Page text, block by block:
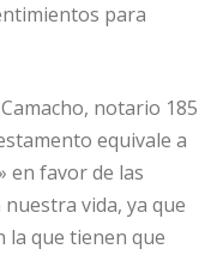
para
notario 185
equivale a
en favor de las
vida, ya que
la que tienen que